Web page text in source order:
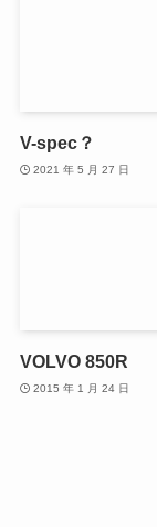
V-spec？
2021 年 5 月 27 日
VOLVO 850R
2015 年 1 月 24 日